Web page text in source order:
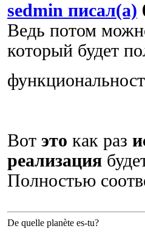
sedmin писал(а)
Ведь потом
который будет
Вот это как раз
реализация
Полностью
De quelle planète es-tu?